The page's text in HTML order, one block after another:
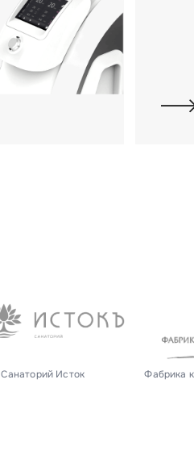
Санаторий Исток Фабрика